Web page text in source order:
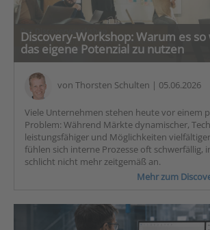
Discovery-Workshop: Warum es so
das eigene Potenzial zu nutzen
von Thorsten Schulten | 05.06.2026
Viele Unternehmen stehen heute vor einem
Problem: Während Märkte dynamischer,
leistungsfähiger und Möglichkeiten
fühlen sich interne Prozesse oft schwerfällig,
schlicht nicht mehr zeitgemäß an.
Mehr zum